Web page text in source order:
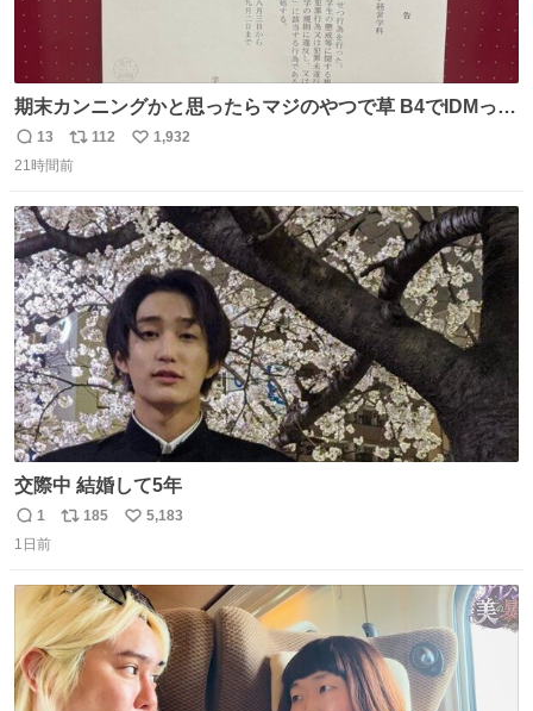
期末カンニングかと思ったらマジのやつで草 B4でIDMって
ことはおそらく就職だし、内定取り消し？ それと夏休み期
間の停学って無意味じゃね？
返
信
13
リ
ポ
ト
数
112
い
数
1,932
21時間前
交際中 結婚して5年
返
信
1
リ
ト
数
185
い
数
5,183
1日前